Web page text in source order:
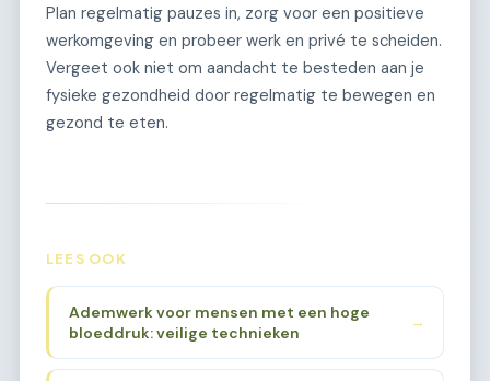
Plan regelmatig pauzes in, zorg voor een positieve
werkomgeving en probeer werk en privé te scheiden.
Vergeet ook niet om aandacht te besteden aan je
fysieke gezondheid door regelmatig te bewegen en
gezond te eten.
LEES OOK
Ademwerk voor mensen met een hoge
bloeddruk: veilige technieken
→